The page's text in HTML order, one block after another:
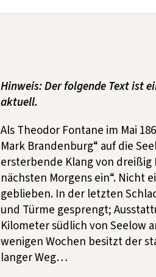
Hinweis: Der folgende Text ist
aktuell.
Als Theodor Fontane im Mai
Mark Brandenburg“ auf die
ersterbende Klang von
nächsten Morgens ein“. Nicht
geblieben. In der letzten
und Türme gesprengt;
Kilometer südlich von Seelow
wenigen Wochen besitzt der
langer Weg…